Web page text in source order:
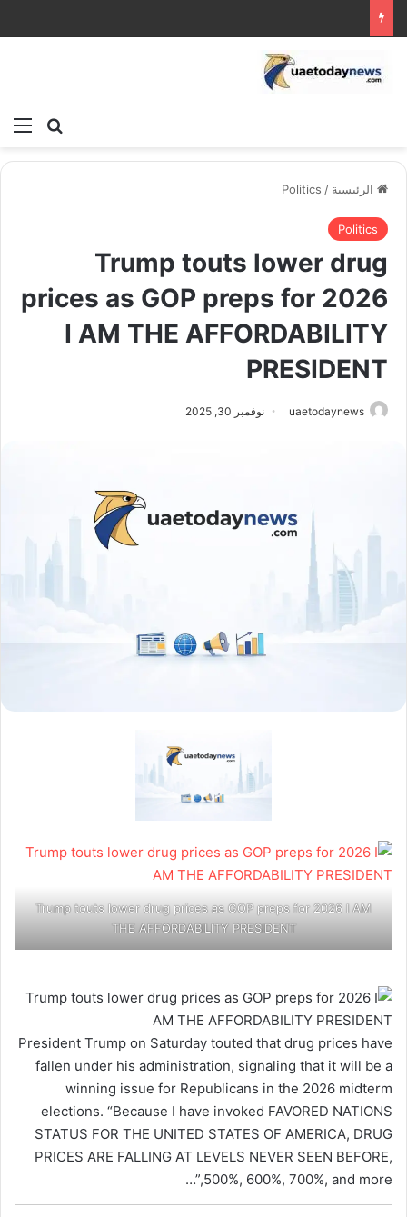
بحث
الرئيسية /
Politics
Politics
Trump touts lower drug
prices as GOP preps for 2026
I AM THE AFFORDABILITY
PRESIDENT
uaetodaynews نوفمبر 30, 2025
Trump touts lower drug prices as GOP preps for 2026 I AM
THE AFFORDABILITY PRESIDENT
President Trump on Saturday touted that drug prices have
fallen under his administration, signaling that it will be a
winning issue for Republicans in the 2026 midterm
elections. “Because I have invoked FAVORED NATIONS
STATUS FOR THE UNITED STATES OF AMERICA, DRUG
PRICES ARE FALLING AT LEVELS NEVER SEEN BEFORE,
500%, 600%, 700%, and more,”…